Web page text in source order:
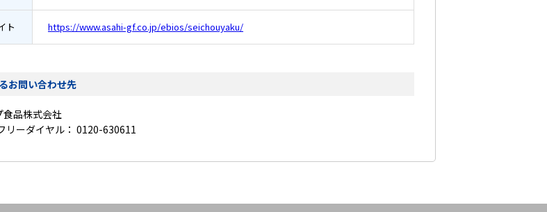
ト https://www.asahi-gf.co.jp/ebios/seichouyaku/
お問い合わせ先
食品株式会社
リーダイヤル： 0120-630611